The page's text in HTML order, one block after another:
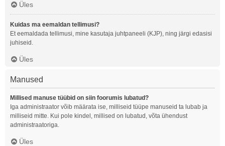
Üles
Kuidas ma eemaldan tellimusi?
Et eemaldada tellimusi, mine kasutaja juhtpaneeli (KJP), ning järgi edasisi
juhiseid.
Üles
Manused
Millised manuse tüübid on siin foorumis lubatud?
Iga administraator võib määrata ise, milliseid tüüpe manuseid ta lubab ja
milliseid mitte. Kui pole kindel, millised on lubatud, võta ühendust
administraatoriga.
Üles